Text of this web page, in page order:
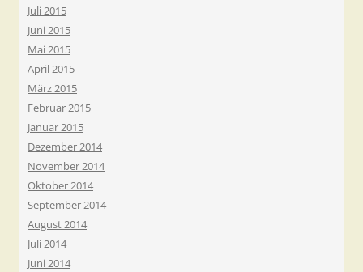
Juli 2015
Juni 2015
Mai 2015
April 2015
März 2015
Februar 2015
Januar 2015
Dezember 2014
November 2014
Oktober 2014
September 2014
August 2014
Juli 2014
Juni 2014